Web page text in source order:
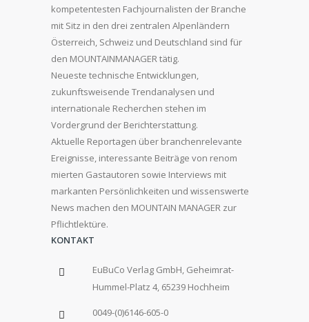
kompetentesten Fachjournalisten der Branche
mit Sitz in den drei zentralen Alpenländern
Österreich, Schweiz und Deutschland sind für
den MOUNTAINMANAGER tätig.
Neueste technische Entwicklungen,
zukunftsweisende Trendanalysen und
internationale Recherchen stehen im
Vordergrund der Berichterstattung.
Aktuelle Reportagen über branchenrelevante
Ereignisse, interessante Beiträge von renom
mierten Gastautoren sowie Interviews mit
markanten Persönlichkeiten und wissenswerte
News machen den MOUNTAIN MANAGER zur
Pflichtlektüre.
KONTAKT
EuBuCo Verlag GmbH, Geheimrat-
Hummel-Platz 4, 65239 Hochheim
0049-(0)6146-605-0